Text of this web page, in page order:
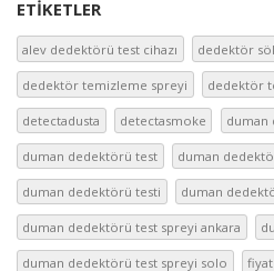
ETIKETLER
alev dedektörü test cihazı dedektör
dedektör temizleme spreyi dedektör
detectadusta detectasmoke duman
duman dedektörü test duman
duman dedektörü testi duman
duman dedektörü test spreyi ankara
duman dedektörü test spreyi solo fiyat